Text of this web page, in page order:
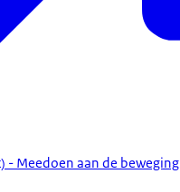
- Meedoen aan de beweging